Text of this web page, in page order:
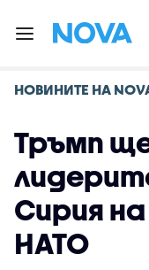
НОВИНИТЕ НА
Тръмп
Сирия
НАТО